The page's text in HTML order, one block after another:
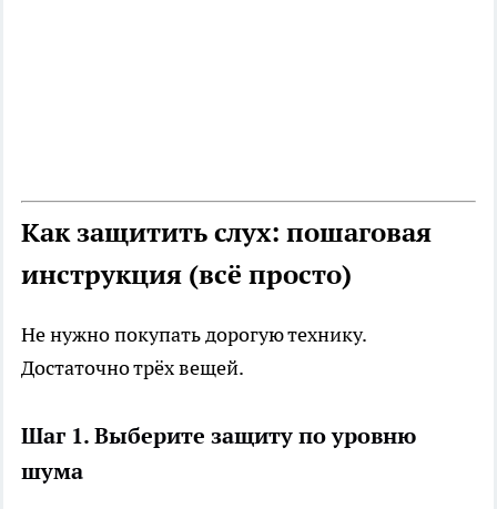
Как защитить слух: пошаговая
инструкция (всё просто)
Не нужно покупать дорогую технику.
Достаточно трёх вещей.
Шаг 1. Выберите защиту по уровню
шума